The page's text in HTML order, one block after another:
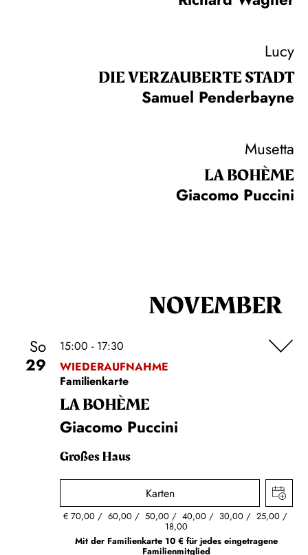
Lucy
DIE VERZAUBERTE STADT
Samuel Penderbayne
Musetta
LA BOHÈME
Giacomo Puccini
NOVEMBER
So
29
15:00 - 17:30
WIEDERAUFNAHME
Familienkarte
LA BOHÈME
Giacomo Puccini
Großes Haus
Karten
€ 70,00 60,00 50,00 40,00 30,00 25,00
18,00
Mit der Familienkarte 10 € für jedes eingetragene
Familienmitglied